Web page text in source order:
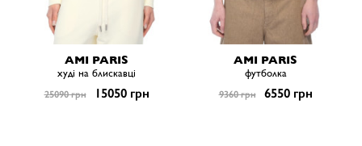
AMI PARIS
худі на блискавці
25090 грн 15050 грн
AMI PARIS
футболка
9360 грн 6550 грн